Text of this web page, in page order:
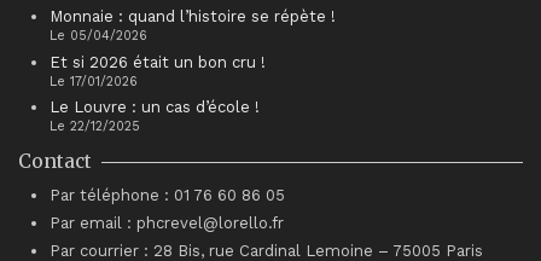
Monnaie : quand l’histoire se répète !
Le 05/04/2026
Et si 2026 était un bon cru !
Le 17/01/2026
Le Louvre : un cas d’école !
Le 22/12/2025
Contact
Par téléphone : 01 76 60 86 05
Par email : phcrevel@lorello.fr
Par courrier : 28 Bis, rue Cardinal Lemoine – 75005 Paris